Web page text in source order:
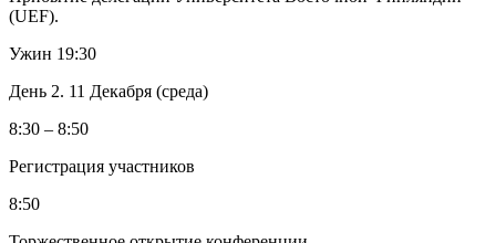
(UEF).
Ужин 19:30
День 2. 11 Декабря (среда)
8:30 – 8:50
Регистрация участников
8:50